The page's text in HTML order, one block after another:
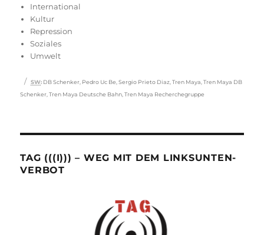
amInternational
Kultur
Repression
Soziales
Umwelt
Schlagwörter
SW: DB Schenker, Pedro Uc Be,Sergio Prieto Diaz,Tren Maya,Tren Maya DB
Schenker,Tren Maya Deutsche Bahn,Tren Maya Recherchegruppe
TAG (((I))) – WEG MIT DEM LINKSUNTEN-
VERBOT